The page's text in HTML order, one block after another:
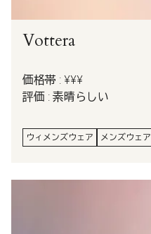
Vottera
価格帯 : ¥¥¥
評価 : 素晴らしい
ウィメンズウェア メンズウェア